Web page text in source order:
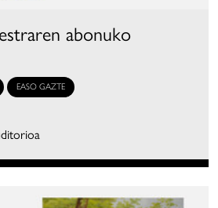
abonuko
EASO GAZTE